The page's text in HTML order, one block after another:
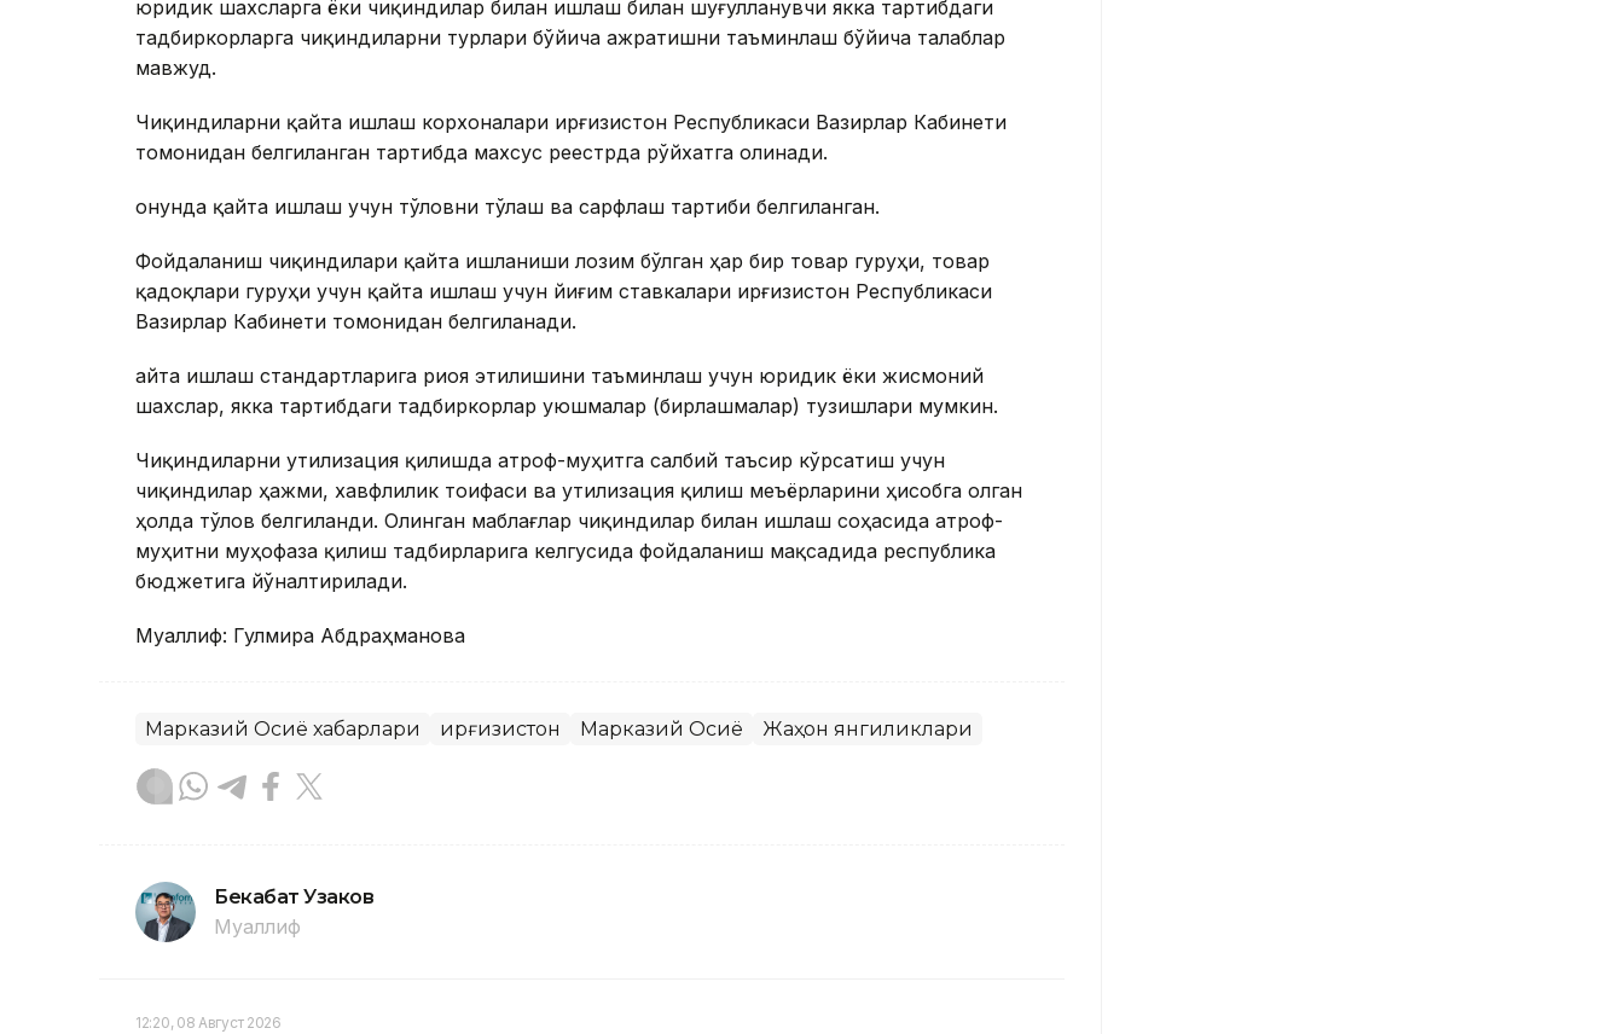
юридик шахсларга ёки чиқиндилар билан ишлаш билан шуғулланувчи якка тартибдаги
тадбиркорларга чиқиндиларни турлари бўйича ажратишни таъминлаш бўйича талаблар
мавжуд.
Чиқиндиларни қайта ишлаш корхоналари Қирғизистон Республикаси Вазирлар Кабинети
томонидан белгиланган тартибда махсус реестрда рўйхатга олинади.
Қонунда қайта ишлаш учун тўловни тўлаш ва сарфлаш тартиби белгиланган.
Фойдаланиш чиқиндилари қайта ишланиши лозим бўлган ҳар бир товар гуруҳи, товар
қадоқлари гуруҳи учун қайта ишлаш учун йиғим ставкалари Қирғизистон Республикаси
Вазирлар Кабинети томонидан белгиланади.
Қайта ишлаш стандартларига риоя этилишини таъминлаш учун юридик ёки жисмоний
шахслар, якка тартибдаги тадбиркорлар уюшмалар (бирлашмалар) тузишлари мумкин.
Чиқиндиларни утилизация қилишда атроф-муҳитга салбий таъсир кўрсатиш учун
чиқиндилар ҳажми, хавфлилик тоифаси ва утилизация қилиш меъёрларини ҳисобга олган
ҳолда тўлов белгиланди. Олинган маблағлар чиқиндилар билан ишлаш соҳасида атроф-
муҳитни муҳофаза қилиш тадбирларига келгусида фойдаланиш мақсадида республика
бюджетига йўналтирилади.
Муаллиф: Гулмира Абдраҳманова
Марказий Осиё хабарлари Қирғизистон Марказий Осиё Жаҳон янгиликлари
Бекабат Узаков
Муаллиф
12:20, 08 Август 2026